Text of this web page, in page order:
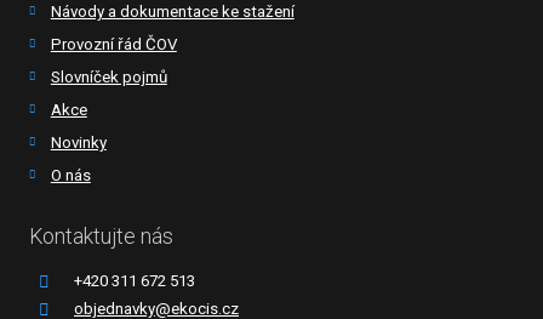
Návody a dokumentace ke stažení
Provozní řád ČOV
Slovníček pojmů
Akce
Novinky
O nás
Kontaktujte nás
+420 311 672 513
objednavky@ekocis.cz